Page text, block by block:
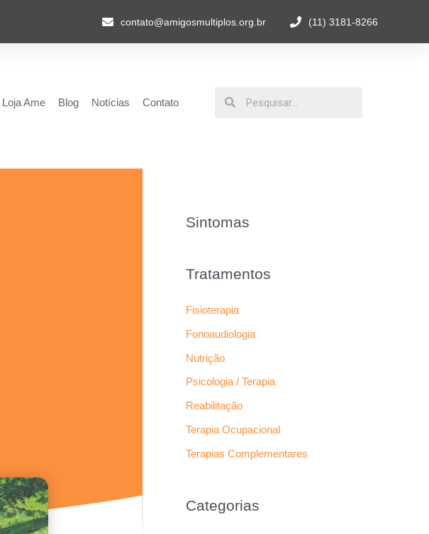
contato@amigosmultiplos.org.br (11) 3181-8266
Loja Ame Blog Notícias Contato
Sintomas
Tratamentos
Fisioterapia
Fonoaudiologia
Nutrição
Psicologia / Terapia
Reabilitação
Terapia Ocupacional
Terapias Complementares
Categorias